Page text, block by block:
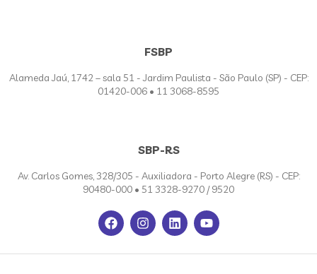
FSBP
Alameda Jaú, 1742 – sala 51 - Jardim Paulista - São Paulo (SP) - CEP:
01420-006 • 11 3068-8595
SBP-RS
Av. Carlos Gomes, 328/305 - Auxiliadora - Porto Alegre (RS) - CEP:
90480-000 • 51 3328-9270 / 9520